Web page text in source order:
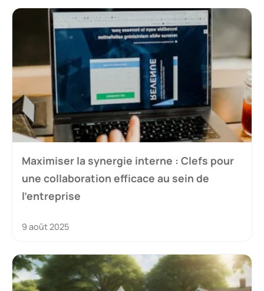
Maximiser la synergie interne : Clefs pour
une collaboration efficace au sein de
l’entreprise
9 août 2025